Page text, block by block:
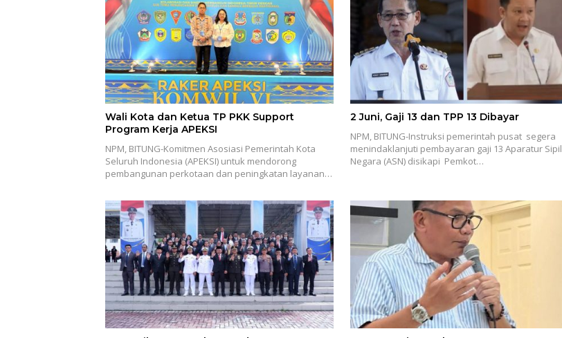
Wali Kota dan Ketua TP PKK Support
Program Kerja APEKSI
NPM, BITUNG-Komitmen Asosiasi Pemerintah Kota
Seluruh Indonesia (APEKSI) untuk mendorong
pembangunan perkotaan dan peningkatan layanan…
2 Juni, Gaji 13 dan TPP 13 Dibayar
NPM, BITUNG-Instruksi pemerintah pusat segera
menindaklanjuti pembayaran gaji 13 Aparatur Sipil
Negara (ASN) disikapi Pemkot…